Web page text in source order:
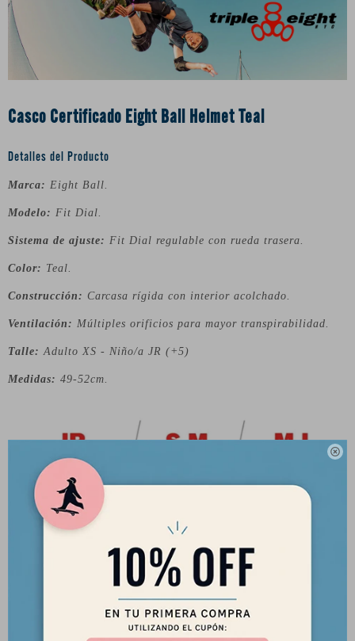

Casco Certificado Eight Ball Helmet Teal
Detalles del Producto
Marca: Eight Ball.
Modelo: Fit Dial.
Sistema de ajuste: Fit Dial regulable con rueda trasera.
Color: Teal.
Construcción: Carcasa rígida con interior acolchado.
Ventilación: Múltiples orificios para mayor transpirabilidad.
Talle: Adulto XS - Niño/a JR (+5)
Medidas: 49-52cm.